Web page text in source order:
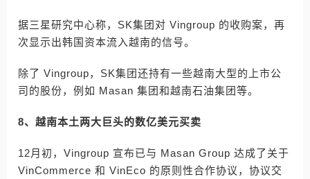
据三星研究中心称，SK集团对 Vingroup 的收购案，再
次显示出韩国资本流入越南的信号。
除了 Vingroup，SK集团还持有一些越南大型的上市公
司的股份，例如 Masan 集团和越南石油集团等。
8、越南本土两大巨头的数亿美元买卖
12月初，Vingroup 宣布已与 Masan Group 达成了关于
VinCommerce 和 VinEco 的原则性合作协议，协议交